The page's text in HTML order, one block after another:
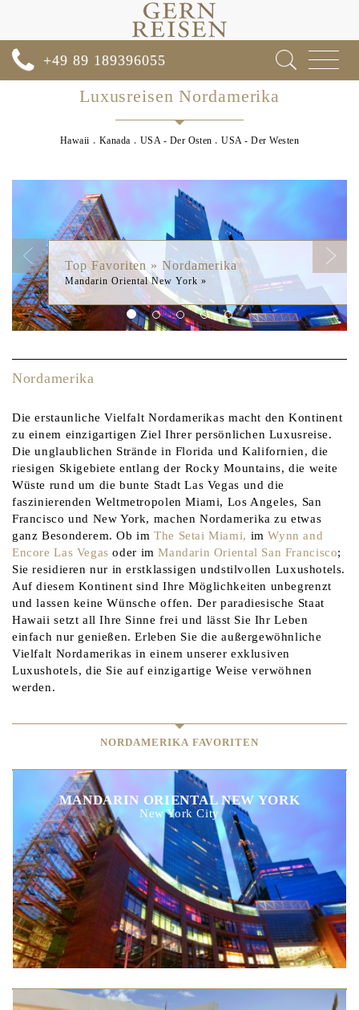
Toggle
+49 89 189396055
Luxusreisen Nordamerika
Hawaii Kanada USA - Der Osten USA - Der Westen
Top Favoriten » Nordamerika
Mandarin Oriental New York »
Previous
Nordamerika
Die erstaunliche Vielfalt Nordamerikas macht den Kontinent
zu einem einzigartigen Ziel Ihrer persönlichen Luxusreise.
Die unglaublichen Strände in Florida und Kalifornien, die
riesigen Skigebiete entlang der Rocky Mountains, die weite
Wüste rund um die bunte Stadt Las Vegas und die
faszinierenden Weltmetropolen Miami, Los Angeles, San
Francisco und New York, machen Nordamerika zu etwas
ganz Besonderem. Ob imThe Setai Miami, imWynn and
Encore Las Vegas oder imMandarin Oriental San Francisco;
Sie residieren nur in erstklassigen undstilvollen Luxushotels.
Auf diesem Kontinent sind Ihre Möglichkeiten unbegrenzt
und lassen keine Wünsche offen. Der paradiesische Staat
Hawaii setzt all Ihre Sinne frei und lässt Sie Ihr Leben
einfach nur genießen. Erleben Sie die außergewöhnliche
Vielfalt Nordamerikas in einem unserer exklusiven
Luxushotels, die Sie auf einzigartige Weise verwöhnen
werden.
NORDAMERIKA FAVORITEN
MANDARIN ORIENTAL NEW YORK
New York City